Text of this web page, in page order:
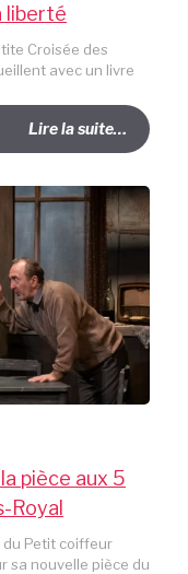
liberté
Croisée des
avec un livre
Lire la suite…
pièce aux 5
Royal
du Petit coiffeur
sa nouvelle pièce du